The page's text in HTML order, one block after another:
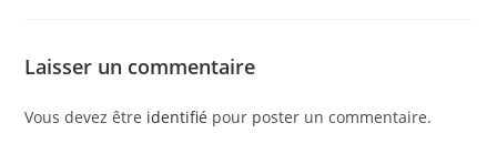
Laisser un commentaire
Vous devez être identifié pour poster un commentaire.